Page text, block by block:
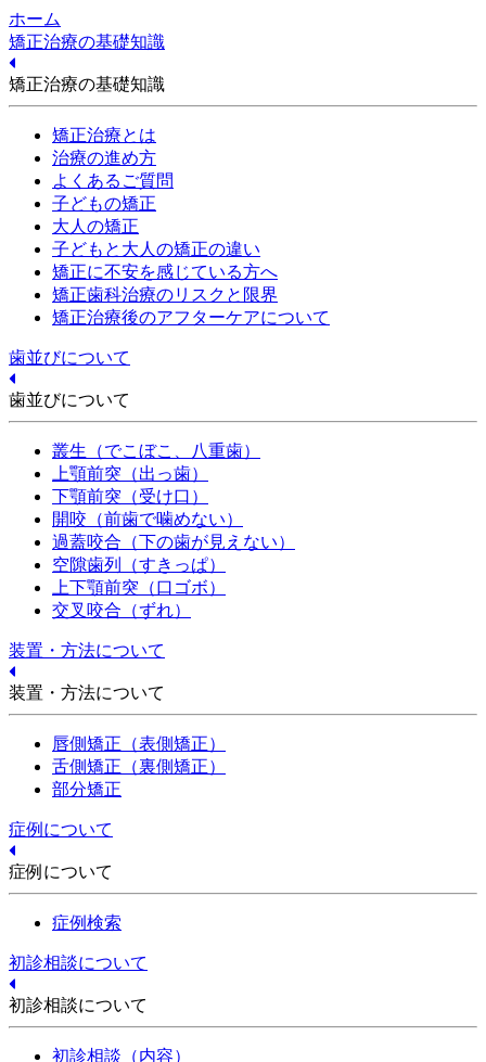
ホーム
矯正治療の基礎知識
矯正治療の基礎知識
矯正治療とは
治療の進め方
よくあるご質問
子どもの矯正
大人の矯正
子どもと大人の矯正の違い
矯正に不安を感じている方へ
矯正歯科治療のリスクと限界
矯正治療後のアフターケアについて
歯並びについて
歯並びについて
叢生（でこぼこ、八重歯）
上顎前突（出っ歯）
下顎前突（受け口）
開咬（前歯で噛めない）
過蓋咬合（下の歯が見えない）
空隙歯列（すきっぱ）
上下顎前突（口ゴボ）
交叉咬合（ずれ）
装置・方法について
装置・方法について
唇側矯正（表側矯正）
舌側矯正（裏側矯正）
部分矯正
症例について
症例について
症例検索
初診相談について
初診相談について
初診相談（内容）